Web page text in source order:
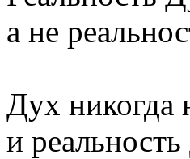
а не
Дух никогда
и